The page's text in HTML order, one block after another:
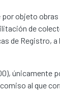
objeto
de
de Registro, a
al que